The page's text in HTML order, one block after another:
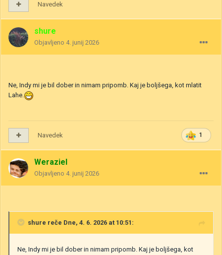
Navedek
shure
Objavljeno 4. junij 2026
Ne, Indy mi je bil dober in nimam pripomb. Kaj je boljšega, kot mlatit
Lahe.
1
Navedek
Weraziel
Objavljeno 4. junij 2026
shure reče Dne, 4. 6. 2026 at 10:51:
Ne, Indy mi je bil dober in nimam pripomb. Kaj je boljšega, kot